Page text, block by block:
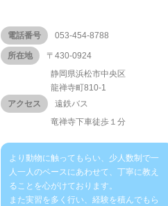
電話番号 053-454-8788
所在地
〒430-0924
静岡県浜松市中央区
龍禅寺町810-1
アクセス
遠鉄バス
竜禅寺下車徒歩１分
より動物に触ってもらい、少人数制で一
人一人のベースにあわせて、丁寧に教え
ることを心がけております。
また実習を多く行い、経験を積んでもら